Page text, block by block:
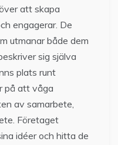
att skapa
engagerar. De
utmanar både dem
sig själva
plats runt
på att våga
av samarbete,
Företaget
idéer och hitta de